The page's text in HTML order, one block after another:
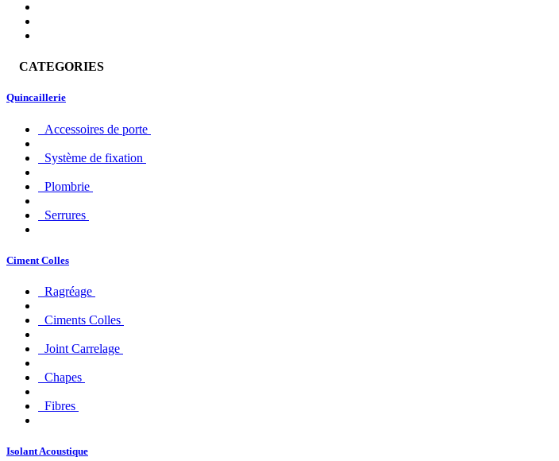
CATEGORIES
Quincaillerie
Accessoires de porte
Système de fixation
Plombrie
Serrures
Ciment Colles
Ragréage
Ciments Colles
Joint Carrelage
Chapes
Fibres
Isolant Acoustique